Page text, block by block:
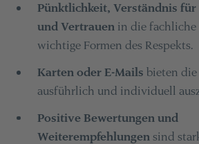
Pünktlichkeit, Verständnis für
und Vertrauenin die fachliche
wichtige Formen des Respekts.
Karten oder E-Mails bieten
ausführlich und individuell
Positive Bewertungen und
Weiterempfehlungen sind